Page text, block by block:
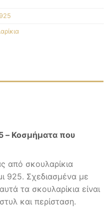
– Κοσμήματα που
από σκουλαρίκια
925. Σχεδιασμένα με
τα σκουλαρίκια είναι
και περίσταση.